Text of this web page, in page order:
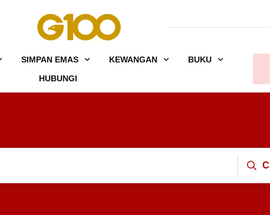
SIMPAN EMAS KEWANGAN
BUKU
HUBUNGI